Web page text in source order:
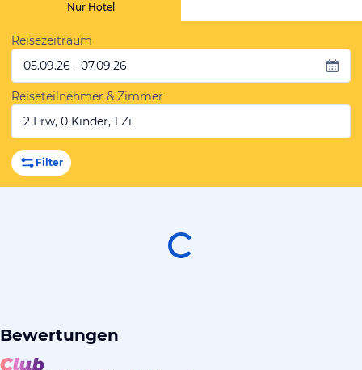
Nur Hotel
Reisezeitraum
05.09.26 - 07.09.26
Reiseteilnehmer & Zimmer
2 Erw, 0 Kinder, 1 Zi.
Filter
Bewertungen